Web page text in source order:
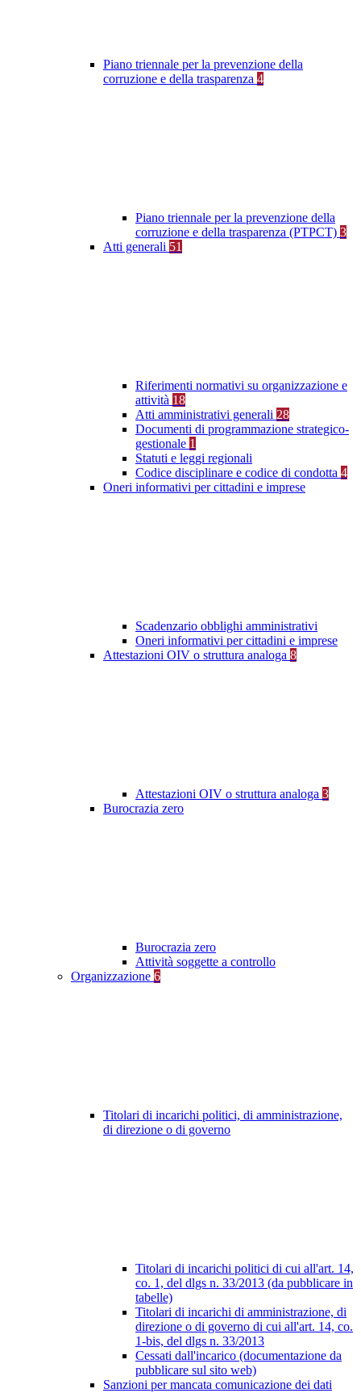
Piano triennale per la prevenzione della
corruzione e della trasparenza 4
Piano triennale per la prevenzione della
corruzione e della trasparenza (PTPCT) 3
Atti generali 51
Riferimenti normativi su organizzazione e
attività 18
Atti amministrativi generali 28
Documenti di programmazione strategico-
gestionale 1
Statuti e leggi regionali
Codice disciplinare e codice di condotta 4
Oneri informativi per cittadini e imprese
Scadenzario obblighi amministrativi
Oneri informativi per cittadini e imprese
Attestazioni OIV o struttura analoga 8
Attestazioni OIV o struttura analoga 3
Burocrazia zero
Burocrazia zero
Attività soggette a controllo
Organizzazione 6
Titolari di incarichi politici, di amministrazione,
di direzione o di governo
Titolari di incarichi politici di cui all'art. 14,
co. 1, del dlgs n. 33/2013 (da pubblicare in
tabelle)
Titolari di incarichi di amministrazione, di
direzione o di governo di cui all'art. 14, co.
1-bis, del dlgs n. 33/2013
Cessati dall'incarico (documentazione da
pubblicare sul sito web)
Sanzioni per mancata comunicazione dei dati